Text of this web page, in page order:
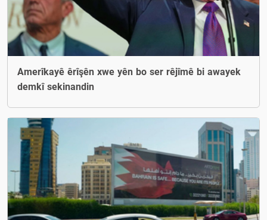
Amerîkayê êrîşên xwe yên bo ser rêjîmê bi awayek
demkî sekinandin